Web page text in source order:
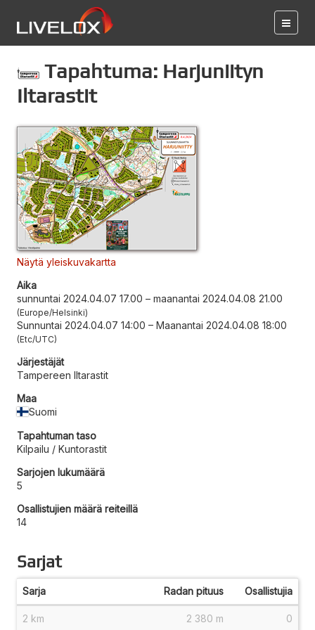
Tapahtuma: Harjuniityn
Iltarastit
Näytä yleiskuvakartta
Aika
sunnuntai 2024.04.07 17.00 – maanantai 2024.04.08 21.00
Europe/Helsinki
Sunnuntai 2024.04.07 14:00 – Maanantai 2024.04.08 18:00
Etc/UTC
Järjestäjät
Tampereen Iltarastit
Maa
Suomi
Tapahtuman taso
Kilpailu / Kuntorastit
Sarjojen lukumäärä
5
Osallistujien määrä reiteillä
14
Sarjat
Sarja Radan pituus Osallistujia
2 km 2 380 m 0